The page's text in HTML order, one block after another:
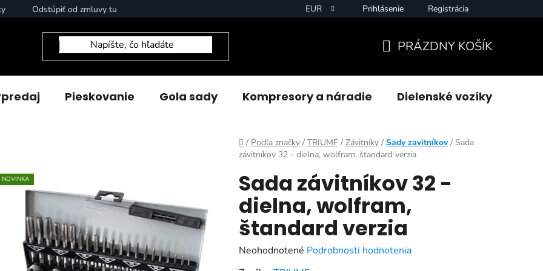
Odstúpiť od zmluvy tu EUR Prihlásenie Registrácia
KOŠÍK
PRÁZDNY KOŠÍK
Pieskovanie Gola sady Kompresory a náradie Dielenské vozíky
Domov
/ Podľa značky / TRIUMF / Závitníky / Sady zavitníkov / Sada
závitníkov 32 - dielna, wolfram, štandard verzia
Sada závitníkov 32 -
dielna, wolfram,
štandard verzia
Priemerné
hodnotenie
Neohodnotené Podrobnosti hodnotenia
NOVINKA